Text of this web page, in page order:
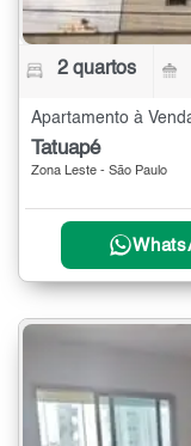
2 quartos
Apartamento à
Tatuapé
Zona Leste - São Paulo